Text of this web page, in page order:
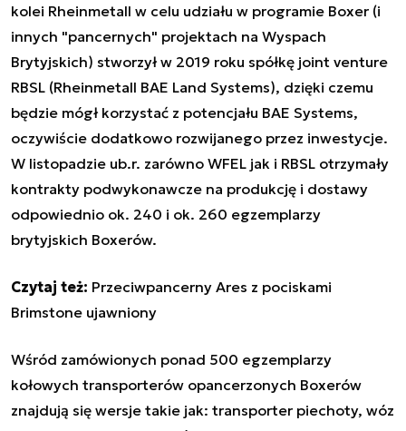
kolei Rheinmetall w celu udziału w programie Boxer (i
innych "pancernych" projektach na Wyspach
Brytyjskich) stworzył w 2019 roku spółkę joint venture
RBSL (Rheinmetall BAE Land Systems), dzięki czemu
będzie mógł korzystać z potencjału BAE Systems,
oczywiście dodatkowo rozwijanego przez inwestycje.
W listopadzie ub.r. zarówno WFEL jak i RBSL otrzymały
kontrakty podwykonawcze na produkcję i dostawy
odpowiednio ok. 240 i ok. 260 egzemplarzy
brytyjskich Boxerów.
Czytaj też: Przeciwpancerny Ares z pociskami
Brimstone ujawniony
Wśród zamówionych ponad 500 egzemplarzy
kołowych transporterów opancerzonych Boxerów
znajdują się wersje takie jak: transporter piechoty, wóz